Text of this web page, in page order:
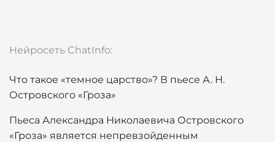
Нейросеть ChatInfo:
Что такое «темное царство»? В пьесе А. Н.
Островского «Гроза»
Пьеса Александра Николаевича Островского
«Гроза» является непревзойденным